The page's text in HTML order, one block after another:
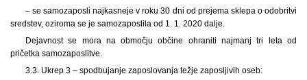
– se samozaposli najkasneje v roku 30 dni od prejema sklepa o odobritvi
sredstev, oziroma se je samozaposlila od 1. 1. 2020 dalje.
Dejavnost se mora na območju občine ohraniti najmanj tri leta od
pričetka samozaposlitve.
3.3. Ukrep 3 – spodbujanje zaposlovanja težje zaposljivih oseb: